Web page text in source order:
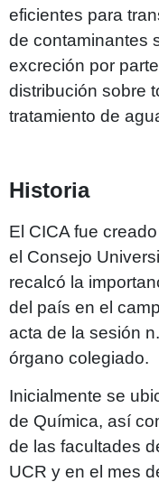
eficientes para
de contaminantes
excreción por
distribución sobre
tratamiento de
Historia
El CICA fue
el Consejo
recalcó la
del país en el
acta de la sesión
órgano colegiado.
Inicialmente se
de Química, así
de las facultades
UCR y en el mes